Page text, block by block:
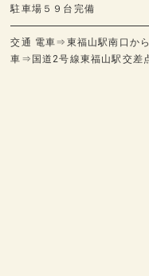
駐車場５９台完備
交通 電車⇒東福山駅南口か
車⇒国道2号線東福山駅交差